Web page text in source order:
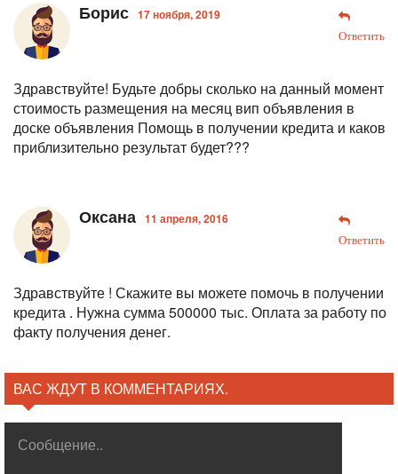
Борис 17 ноября, 2019
Ответить
Здравствуйте! Будьте добры сколько на данный момент
стоимость размещения на месяц вип объявления в
доске объявления Помощь в получении кредита и каков
приблизительно результат будет???
Оксана 11 апреля, 2016
Ответить
Здравствуйте ! Скажите вы можете помочь в получении
кредита . Нужна сумма 500000 тыс. Оплата за работу по
факту получения денег.
ВАС ЖДУТ В КОММЕНТАРИЯХ.